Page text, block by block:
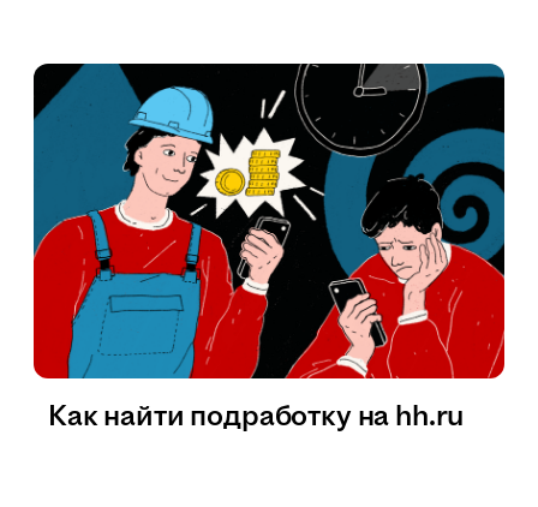
Как найти подработку на hh.ru